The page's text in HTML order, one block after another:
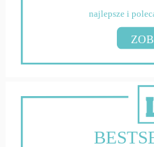
najlepsze i